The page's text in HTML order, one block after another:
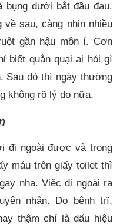
bụng dưới bắt đầu đau.
về sau, càng nhịn nhiều
gần hậu môn í. Cơn
biết quằn quại ai hỏi gì
Sau đó thì ngày thường
không rõ lý do nữa.
đi ngoài được và trong
máu trên giấy toilet thì
nha. Việc đi ngoài ra
nhân. Do bệnh trĩ,
thậm chí là dấu hiệu